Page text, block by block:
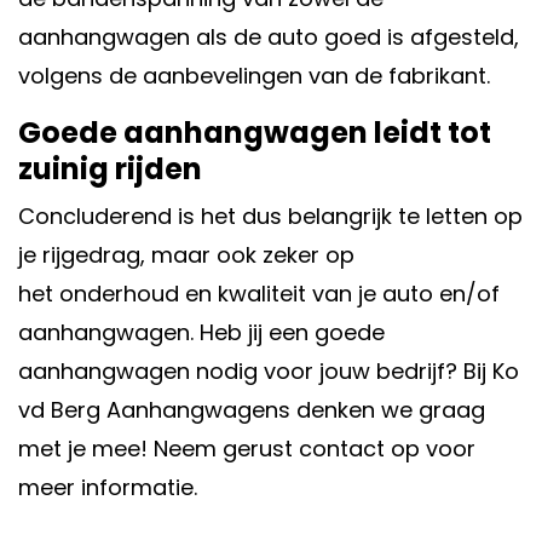
aanhangwagen als de auto goed is afgesteld,
volgens de aanbevelingen van de fabrikant.
Goede aanhangwagen leidt tot
zuinig rijden
Concluderend is het dus belangrijk te letten op
je rijgedrag, maar ook zeker op
het onderhoud en kwaliteit van je auto en/of
aanhangwagen. Heb jij een goede
aanhangwagen nodig voor jouw bedrijf? Bij Ko
vd Berg Aanhangwagens denken we graag
met je mee! Neem gerust contact op voor
meer informatie.